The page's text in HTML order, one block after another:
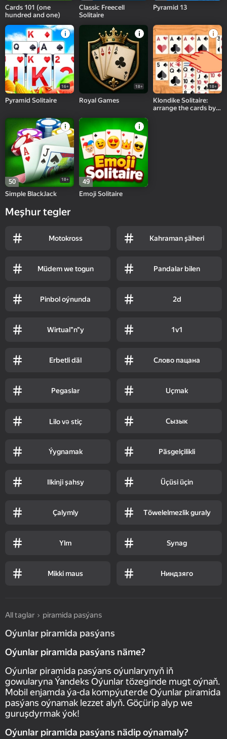
Cards 101 (one
hundred and one)
Classic Freecell
Solitaire
Pyramid 13
16+
Pyramid Solitaire
18+
Royal Games
18+
Klondike Solitaire:
arrange the cards by
50 18+
Simple BlackJack
49
Emoji Solitaire
Meşhur tegler
Motokross Kahraman şäheri
Müdem we togun Pandalar bilen
Pinbol oýnunda 2d
Wirtual"n"y 1v1
Erbetli däl Слово пацана
Pegaslar Uçmak
Lilo və stiç Сызык
Ýygnamak Päsgelçilikli
Ilkinji şahsy Üçüsi üçin
Çalymly Töwelelmezlik guraly
Ylm Synag
Mikki maus Ниндзяго
All taglar piramida pasýans
Oýunlar piramida pasýans
Oýunlar piramida pasýans näme?
Oýunlar piramida pasýans oýunlarynyň iň
gowularyna Ýandeks Oýunlar tözeginde mugt oýnaň.
Mobil enjamda ýa-da kompýuterde Oýunlar piramida
pasýans oýnamak lezzet alyň. Göçürip alyp we
guruşdyrmak ýok!
Oýunlar piramida pasýans nädip oýnamaly?